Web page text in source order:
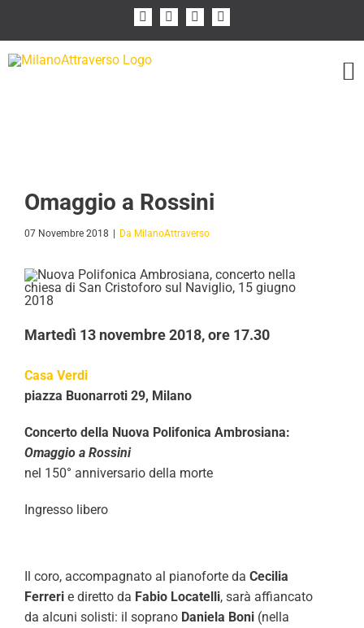
contenuto
FacebookInstagram
Flickr
Omaggio a Rossini
07 Novembre 2018 Da MilanoAttraverso
Martedì 13 novembre 2018, ore 17.30
Casa Verdi
piazza Buonarroti 29, Milano
Concerto della Nuova Polifonica Ambrosiana:
Omaggio a Rossini
nel 150° anniversario della morte
Ingresso libero
Il coro, accompagnato al pianoforte da Cecilia
Ferreri e diretto da Fabio Locatelli, sarà affiancato
da alcuni solisti: il soprano Daniela Boni (nella